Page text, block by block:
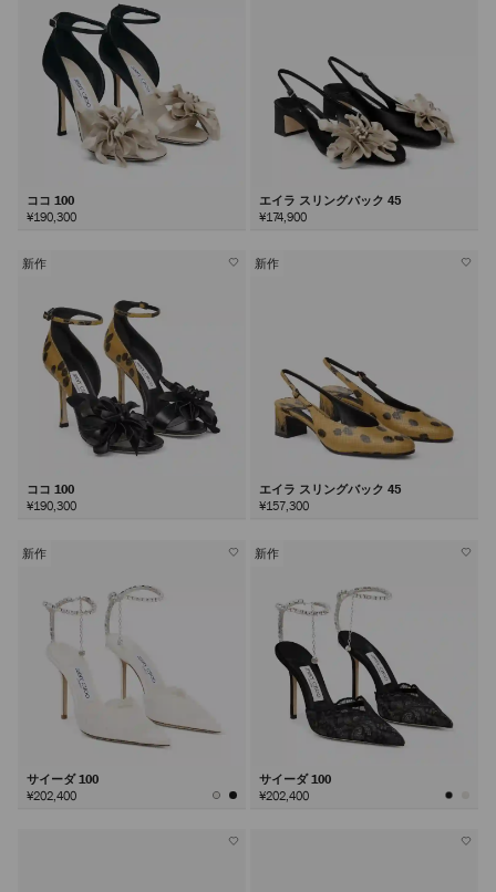
ココ 100
¥190,300
エイラ スリングバック 45
¥174,900
新作
ココ 100
¥190,300
新作
エイラ スリングバック 45
¥157,300
新作
サイーダ 100
¥202,400
新作
サイーダ 100
¥202,400